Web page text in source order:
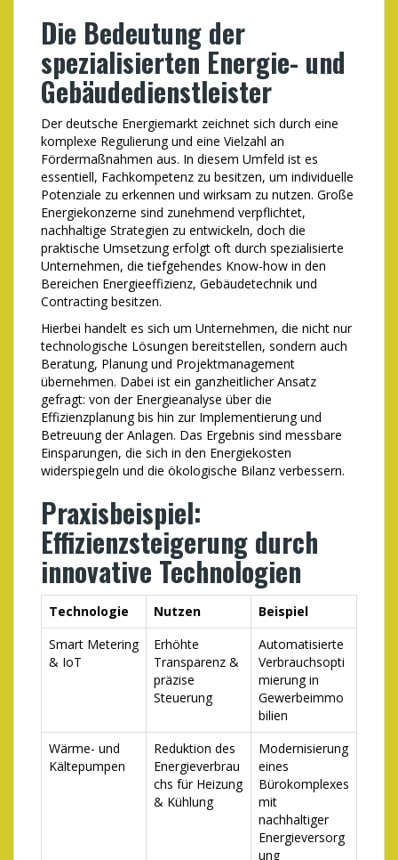
Die Bedeutung der
spezialisierten Energie- und
Gebäudedienstleister
Der deutsche Energiemarkt zeichnet sich durch eine
komplexe Regulierung und eine Vielzahl an
Fördermaßnahmen aus. In diesem Umfeld ist es
essentiell, Fachkompetenz zu besitzen, um individuelle
Potenziale zu erkennen und wirksam zu nutzen. Große
Energiekonzerne sind zunehmend verpflichtet,
nachhaltige Strategien zu entwickeln, doch die
praktische Umsetzung erfolgt oft durch spezialisierte
Unternehmen, die tiefgehendes Know-how in den
Bereichen Energieeffizienz, Gebäudetechnik und
Contracting besitzen.
Hierbei handelt es sich um Unternehmen, die nicht nur
technologische Lösungen bereitstellen, sondern auch
Beratung, Planung und Projektmanagement
übernehmen. Dabei ist ein ganzheitlicher Ansatz
gefragt: von der Energieanalyse über die
Effizienzplanung bis hin zur Implementierung und
Betreuung der Anlagen. Das Ergebnis sind messbare
Einsparungen, die sich in den Energiekosten
widerspiegeln und die ökologische Bilanz verbessern.
Praxisbeispiel:
Effizienzsteigerung durch
innovative Technologien
Technologie Nutzen
Beispiel
Smart Metering
& IoT
Erhöhte
Transparenz &
präzise
Steuerung
Automatisierte
Verbrauchsopti
mierung in
Gewerbeimmo
bilien
Wärme- und
Kältepumpen
Reduktion des
Energieverbrau
chs für Heizung
& Kühlung
Modernisierung
eines
Bürokomplexes
mit
nachhaltiger
Energieversorg
ung